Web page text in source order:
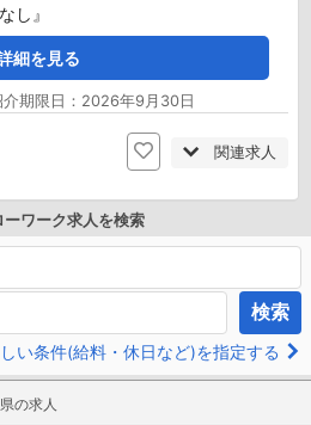
し』
細を見る
期限日：2026年9月30日
関連求人
ーワーク求人を検索
検索
い条件(給料・休日など)を指定する
の求人